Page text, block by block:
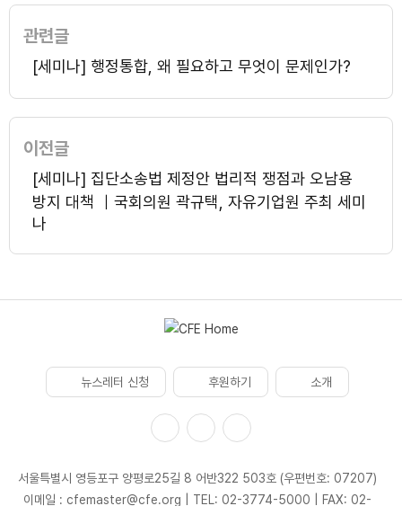
관련글
[세미나] 행정통합, 왜 필요하고 무엇이 문제인가?
이전글
[세미나] 집단소송법 제정안 법리적 쟁점과 오남용
방지 대책 ｜국회의원 곽규택, 자유기업원 주최 세미
나
뉴스레터 신청 후원하기 소개
서울특별시 영등포구 양평로25길 8 어반322 503호 (우편번호: 07207)
이메일 : cfemaster@cfe.org
TEL: 02-3774-5000 FAX: 02-